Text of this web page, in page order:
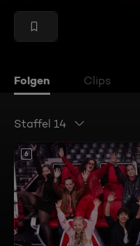
Folgen Clips
Staffel 14
6